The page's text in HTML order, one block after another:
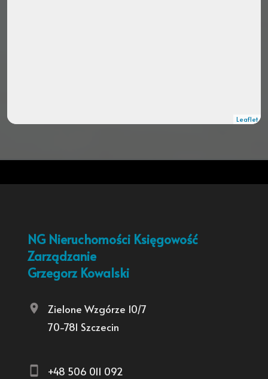
Leaflet
NG Nieruchomości Księgowość
Zarządzanie
Grzegorz Kowalski
Zielone Wzgórze 10/7
70-781 Szczecin
+48 506 011 092